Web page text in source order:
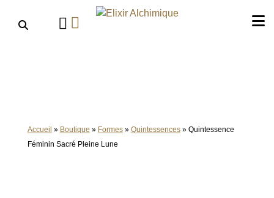
Accueil » Boutique » Formes» Quintessences» Quintessence
Féminin Sacré Pleine Lune